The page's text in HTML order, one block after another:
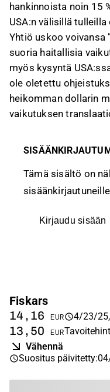
hankinnoista noin 15
USA:n välisillä
Yhtiö uskoo voivansa
suoria haitallisia
myös kysyntä
ole oletettu
heikomman dollarin
vaikutuksen
Tämä sisältö on
Kirjaudu sisään
Fiskars
14,16 EUR 4/23/
13,50 EUR
Vähennä
Suositus päivitetty: